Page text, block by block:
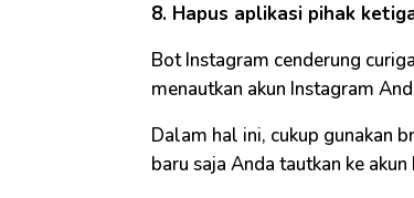
8. Hapus aplikasi pihak
Bot Instagram cenderung
menautkan akun Instagram
Dalam hal ini, cukup gunakan
baru saja Anda tautkan ke